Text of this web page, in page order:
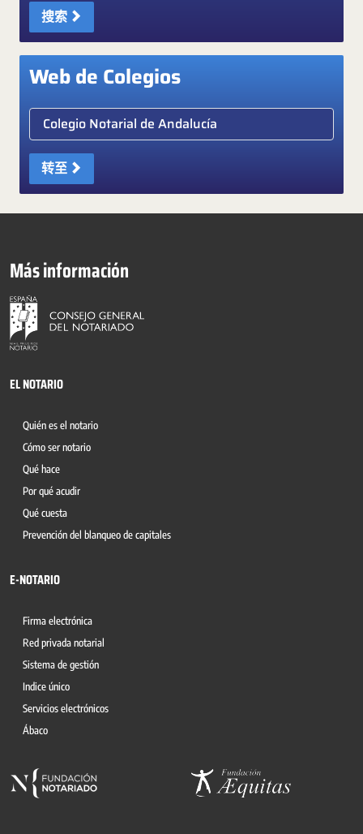
搜索
Web de Colegios
Elige colegio notarial
转至
Más información
EL NOTARIO
Quién es el notario
Cómo ser notario
Qué hace
Por qué acudir
Qué cuesta
Prevención del blanqueo de capitales
E-NOTARIO
Firma electrónica
Red privada notarial
Sistema de gestión
Indice único
Servicios electrónicos
Ábaco